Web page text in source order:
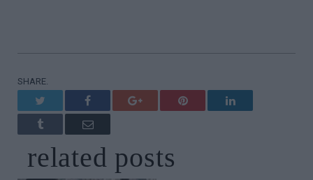
SHARE.
Facebook Google+ Pinterest LinkedIn
Tumblr Email
related posts